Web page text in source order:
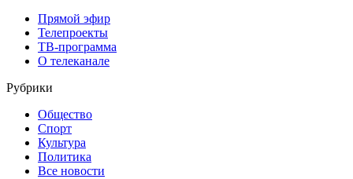
Прямой эфир
Телепроекты
ТВ-программа
О телеканале
Рубрики
Общество
Спорт
Культура
Политика
Все новости